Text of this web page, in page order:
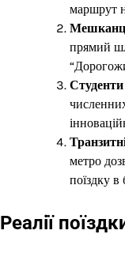
маршрут
прямий
метро
поїздку
Реалії